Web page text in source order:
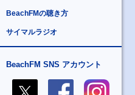
BeachFMの聴き方
サイマルラジオ
BeachFM SNS アカウント